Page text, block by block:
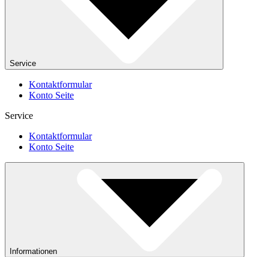
Service
Kontaktformular
Konto Seite
Service
Kontaktformular
Konto Seite
Informationen